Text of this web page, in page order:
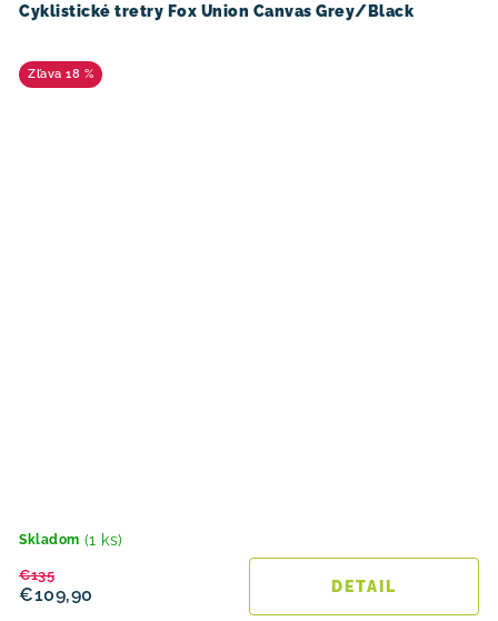
Cyklistické tretry Fox Union Canvas Grey/Black
18 %
Skladom (1 ks)
€109,90
€135
DETAIL